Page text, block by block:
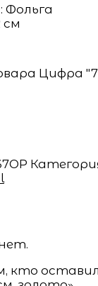
Фольга
см
Цифра
кто